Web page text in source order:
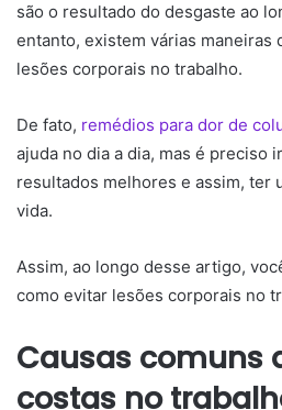
são o resultado do desgaste ao
entanto, existem várias maneiras
lesões corporais no trabalho.
De fato, remédios para dor de
ajuda no dia a dia, mas é preciso
resultados melhores e assim, ter
vida.
Assim, ao longo desse artigo,
como evitar lesões corporais no
Causas comuns
costas no